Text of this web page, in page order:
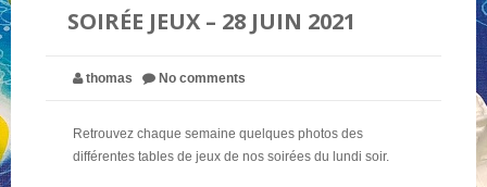
SOIRÉE JEUX – 28 JUIN 2021
thomas No comments
Retrouvez chaque semaine quelques photos des
différentes tables de jeux de nos soirées du lundi soir.